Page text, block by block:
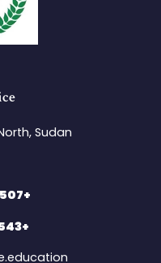
Sudan​
+249920907507
+249916010543